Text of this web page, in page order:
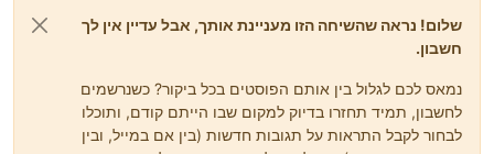
שלום! נראה שהשיחה הזו מעניינת אותך, אבל עדיין אין לך
חשבון.
נמאס לכם לגלול בין אותם הפוסטים בכל ביקור? כשנרשמים
לחשבון, תמיד תחזרו בדיוק למקום שבו הייתם קודם, ותוכלו
לבחור לקבל התראות על תגובות חדשות (בין אם במייל, ובין